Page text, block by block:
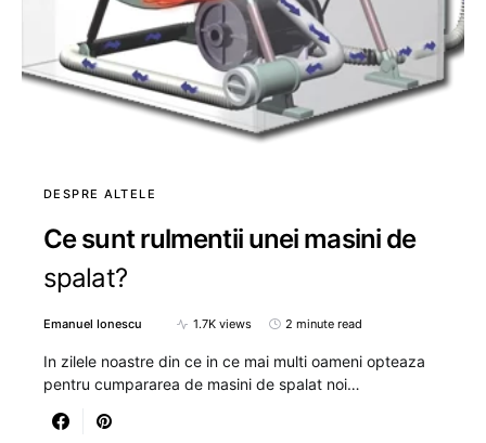
DESPRE ALTELE
Ce sunt rulmentii unei masini de
spalat?
Emanuel Ionescu 1.7K views 2 minute read
In zilele noastre din ce in ce mai multi oameni opteaza
pentru cumpararea de masini de spalat noi…